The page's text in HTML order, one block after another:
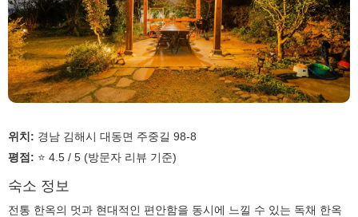
위치: 경남 김해시 대동면 주중길 98-8
평점: ⭐ 4.5 / 5 (방문자 리뷰 기준)
숙소 정보
전통 한옥의 멋과 현대적인 편안함을 동시에 느낄 수 있는 독채 한옥